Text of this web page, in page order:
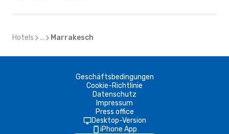
Hotels ... Marrakesch
Geschäftsbedingungen
Cookie-Richtlinie
Datenschutz
Impressum
Press office
Desktop-Version
iPhone App